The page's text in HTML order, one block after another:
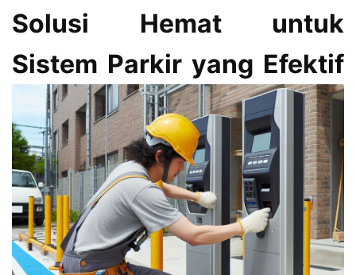
Solusi Hemat untuk
Sistem Parkir yang Efektif